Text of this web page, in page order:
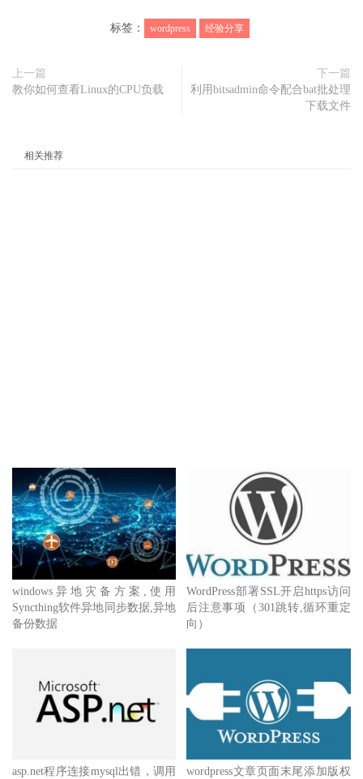
标签： wordpress 经验分享
上一篇
教你如何查看Linux的CPU负载
下一篇
利用bitsadmin命令配合bat批处理
下载文件
相关推荐
windows异地灾备方案,使用
Syncthing软件异地同步数据,异地
备份数据
WordPress部署SSL开启https访问
后注意事项（301跳转,循环重定
向）
asp.net程序连接mysql出错，调用
wordpress文章页面末尾添加版权